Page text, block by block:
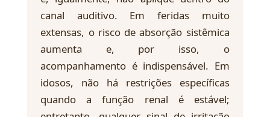
canal auditivo. Em feridas muito
extensas, o risco de absorção sistêmica
aumenta e, por isso, o
acompanhamento é indispensável. Em
idosos, não há restrições específicas
quando a função renal é estável;